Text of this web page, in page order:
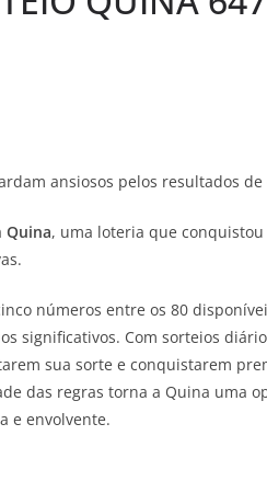
ansiosos pelos resultados
Quina, uma loteria que
números entre os 80
significativos. Com sorteios
sua sorte e conquistarem
das regras torna a Quina uma
e envolvente.